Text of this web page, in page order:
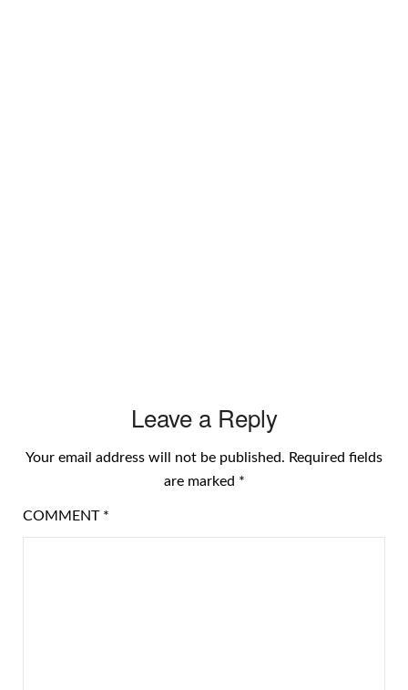
Leave a Reply
Your email address will not be published. Required fields
are marked *
COMMENT *